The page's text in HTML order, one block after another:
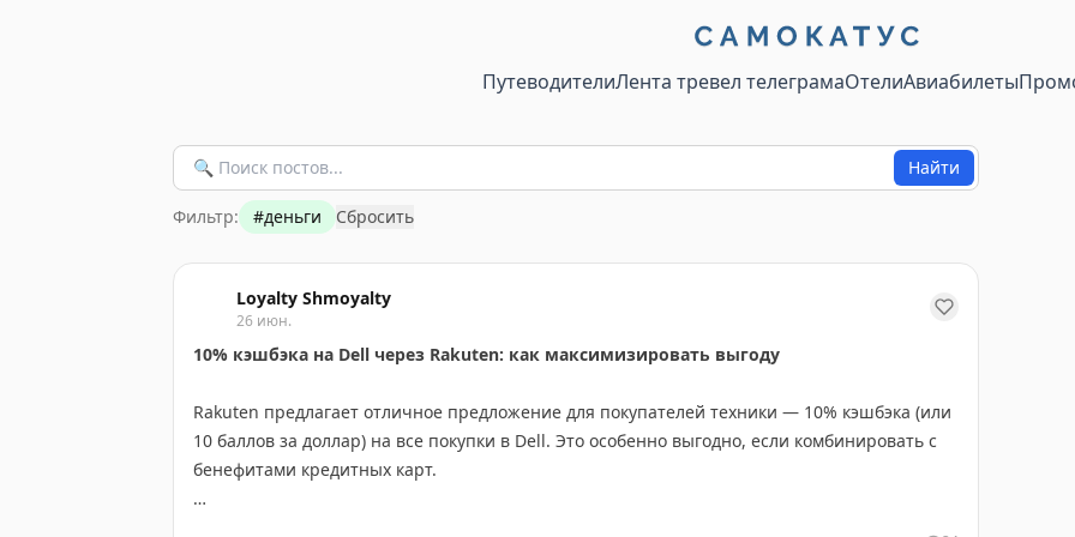
ПутеводителиЛента тревел телеграмаОтелиАвиабилеты
Найти
Фильтр: #деньги Сбросить
Loyalty Shmoyalty
26 июн.
10% кэшбэка на Dell через Rakuten: как максимизировать выгоду
Rakuten предлагает отличное предложение для покупателей техники — 10% кэшбэка (или
10 баллов за доллар) на все покупки в Dell. Это особенно выгодно, если комбинировать с
бенефитами кредитных карт.